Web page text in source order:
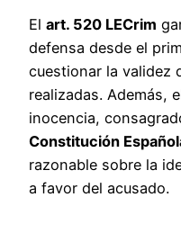
El art. 520 LECrim
defensa desde el
cuestionar la validez
realizadas. Además,
inocencia,
Constitución
razonable sobre la
a favor del acusado.